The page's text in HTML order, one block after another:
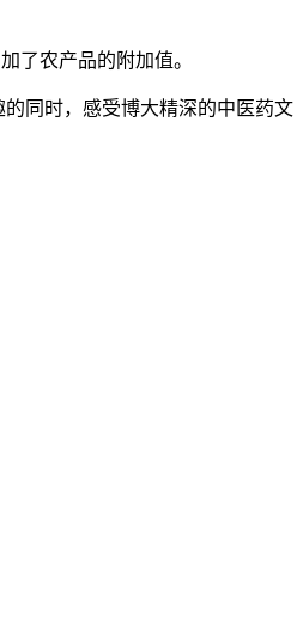
了农产品的附加值。
同时，感受博大精深的中医药文